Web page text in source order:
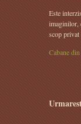
Este
imaginilor,
scop privat
Cabane